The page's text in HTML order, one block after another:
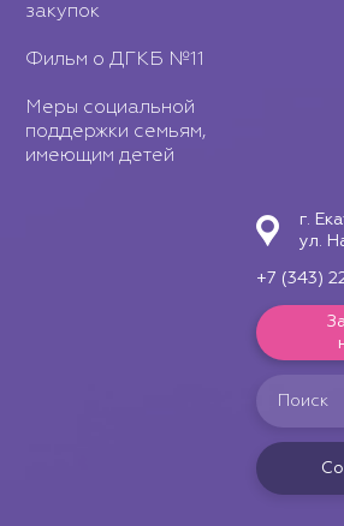
закупок
Фильм о ДГКБ №11
Меры социальной
поддержки семьям,
имеющим детей
г.
ул.
+7 (343)